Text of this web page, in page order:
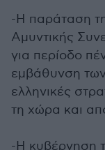
-Η παράταση
Αμυντικής
για περίοδο
εμβάθυνση
ελληνικές
τη χώρα και
-Η κυβέρνηση